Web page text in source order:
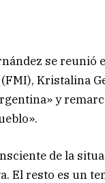
se reunió
Kristalina
y
de la
El resto es un